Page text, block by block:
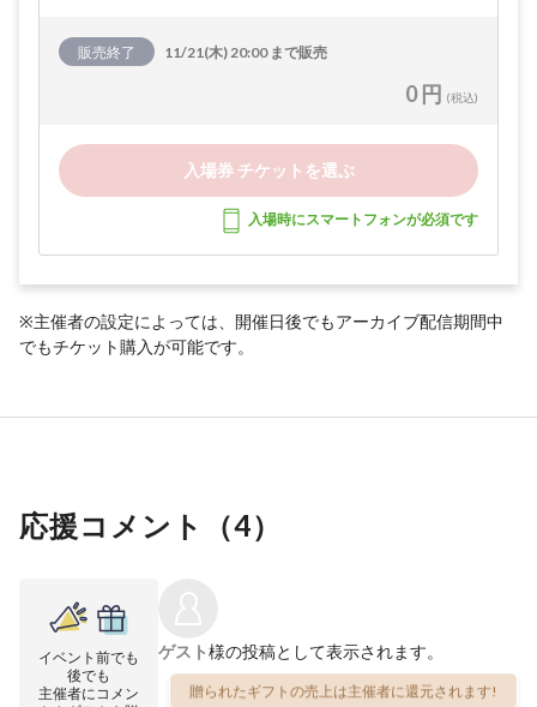
販売終了 11/21(木) 20:00 まで販売
0 円 (税込)
入場券 チケットを選ぶ
入場時にスマートフォンが必須です
※主催者の設定によっては、開催日後でもアーカイブ配信期間中
でもチケット購入が可能です。
応援コメント（4）
イベント前でも
後でも
主催者にコメン
ゲスト様の投稿として表示されます。
贈られたギフトの売上は主催者に還元されます!